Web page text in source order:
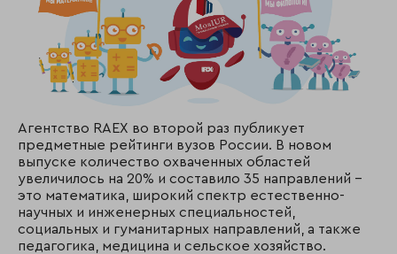
Агентство RAEX во второй раз публикует
предметные рейтинги вузов России. В новом
выпуске количество охваченных областей
увеличилось на 20% и составило 35 направлений –
это математика, широкий спектр естественно-
научных и инженерных специальностей,
социальных и гуманитарных направлений, а также
педагогика, медицина и сельское хозяйство.